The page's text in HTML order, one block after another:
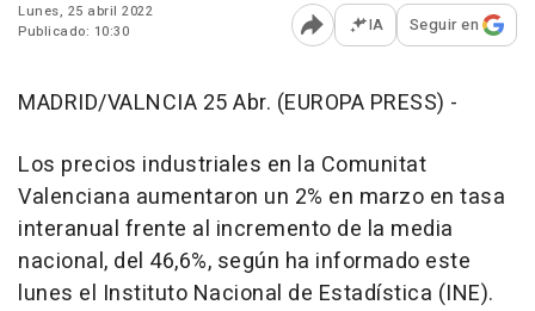
Lunes, 25 abril 2022
Publicado: 10:30
Abrir opciones para
IA Seguir en
MADRID/VALNCIA 25 Abr. (EUROPA PRESS) -
Los precios industriales en la Comunitat
Valenciana aumentaron un 2% en marzo en tasa
interanual frente al incremento de la media
nacional, del 46,6%, según ha informado este
lunes el Instituto Nacional de Estadística (INE).